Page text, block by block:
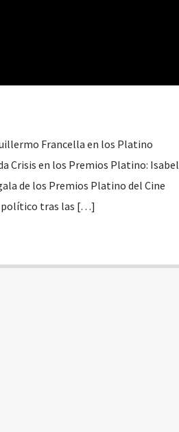
Francella en los Platino
Crisis en los Premios Platino: Isabel
de los Premios Platino del Cine
político tras las […]